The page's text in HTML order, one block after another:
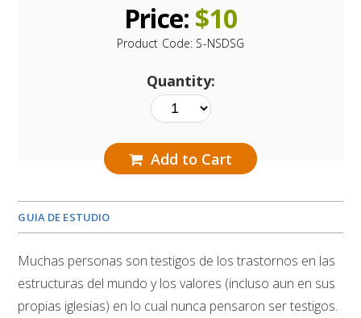
Price: $10
Product Code: S-NSDSG
Quantity:
Add to Cart
GUIA DE ESTUDIO
Muchas personas son testigos de los trastornos en las
estructuras del mundo y los valores (incluso aun en sus
propias iglesias) en lo cual nunca pensaron ser testigos.